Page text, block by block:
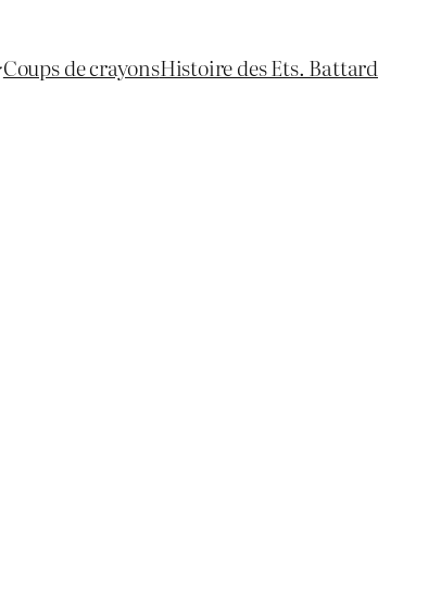
Coups de crayonsHistoire des Ets. Battard